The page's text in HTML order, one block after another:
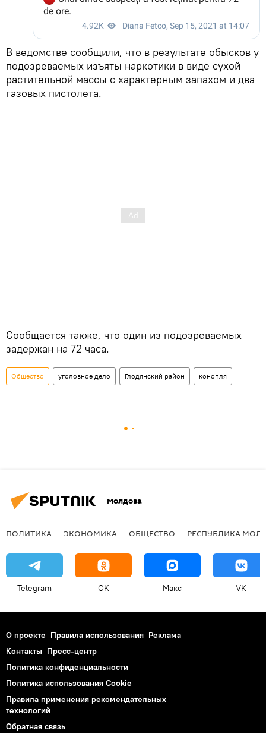
В ведомстве сообщили, что в результате обысков у
подозреваемых изъяты наркотики в виде сухой
растительной массы с характерным запахом и два
газовых пистолета.
Сообщается также, что один из подозреваемых
задержан на 72 часа.
Общество уголовное дело Глодянский район конопля
Молдова
ПОЛИТИКА ЭКОНОМИКА ОБЩЕСТВО РЕСПУБЛИКА
Telegram OK Макс VK
О проекте Правила использования Реклама
Контакты Пресс-центр
Политика конфиденциальности
Политика использования Cookie
Правила применения рекомендательных
технологий
Обратная связь